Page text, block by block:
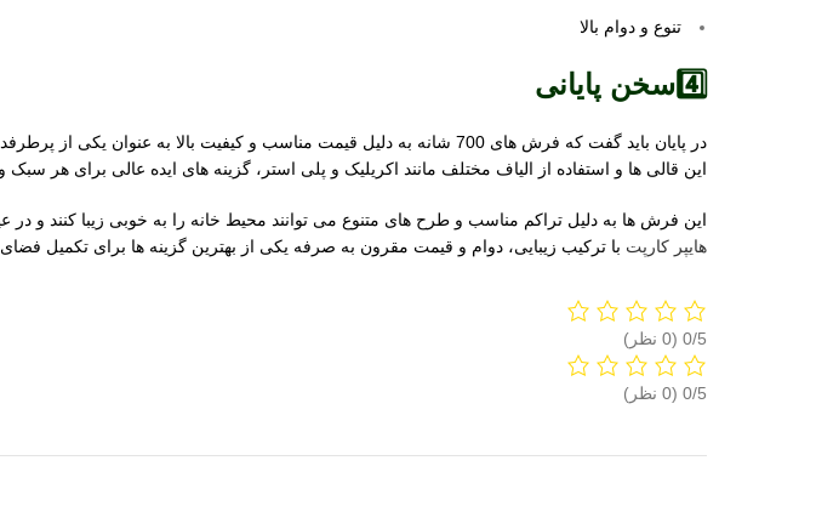
تنوع و دوام بالا
4️⃣سخن پایانی
این قالی ها و استفاده از الیاف مختلف مانند اکریلیک و پلی استر، گزینه های ایده عالی برای هر سبک
این فرش ها به دلیل تراکم مناسب و طرح های متنوع می توانند محیط خانه را به خوبی زیبا کنند و در عین حال
هایپر کارپت با ترکیب زیبایی، دوام و قیمت مقرون به صرفه یکی از بهترین گزینه ها برای تکمیل
‫0/5
‫0/5